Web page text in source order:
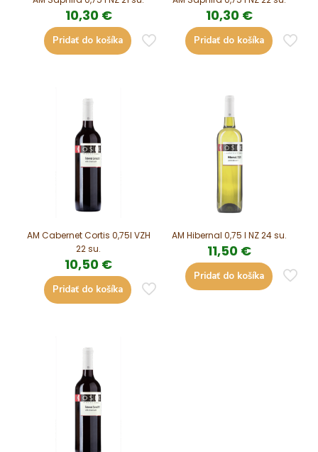
10,30 €
Pridať do košíka
10,30 €
Pridať do košíka
AM Cabernet Cortis 0,75l VZH
22 su.
10,50 €
Pridať do košíka
AM Hibernal 0,75 l NZ 24 su.
11,50 €
Pridať do košíka